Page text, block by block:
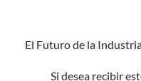
El Futuro de la
Si desea recibir